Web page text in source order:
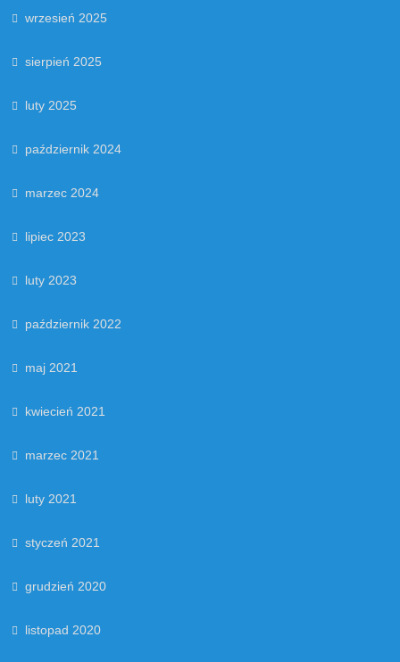
wrzesień 2025
sierpień 2025
luty 2025
październik 2024
marzec 2024
lipiec 2023
luty 2023
październik 2022
maj 2021
kwiecień 2021
marzec 2021
luty 2021
styczeń 2021
grudzień 2020
listopad 2020